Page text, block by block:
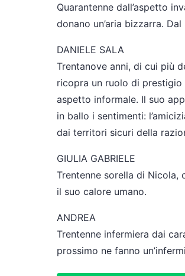
Quarantenne dall’aspetto
donano un’aria bizzarra.
DANIELE SALA
Trentanove anni, di cui più
ricopra un ruolo di prestigio
aspetto informale. Il suo
in ballo i sentimenti:
dai territori sicuri della
GIULIA GABRIELE
Trentenne sorella di
il suo calore umano.
ANDREA
Trentenne infermiera dai
prossimo ne fanno